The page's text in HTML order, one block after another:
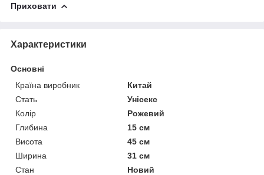
Приховати
Характеристики
Основні
Країна виробник
Китай
Стать
Унісекс
Колір
Рожевий
Глибина
15 см
Висота
45 см
Ширина
31 см
Стан
Новий